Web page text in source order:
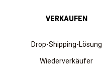
VERKAUFEN
Drop-Shipping-Lösung
Wiederverkäufer